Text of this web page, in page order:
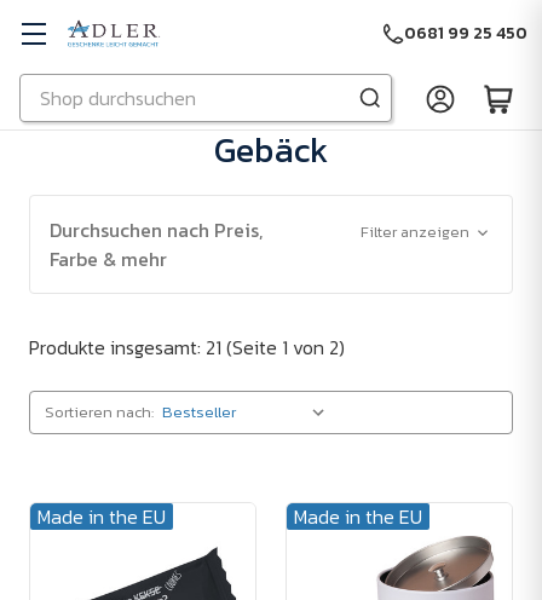
Zu Hauptinhalt springen
Suchen
0681 99 25 450
Gebäck
Durchsuchen nach Preis,
Farbe & mehr
Filter anzeigen
Produkte insgesamt: 21 (Seite 1 von 2)
Sortieren nach:
Made in the EU Made in the EU